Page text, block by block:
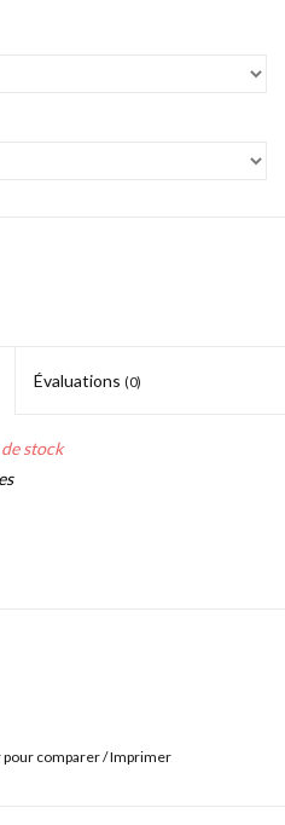
Évaluations (0)
stock
comparer/Imprimer